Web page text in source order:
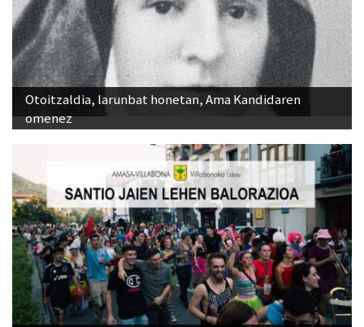
Otoitzaldia, larunbat honetan, Ama Kandidaren
omenez